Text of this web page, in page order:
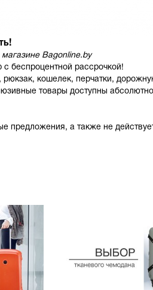
магазине Bagonline.by
беспроцентной рассрочкой!
рюкзак, кошелек, перчатки,
товары доступны
предложения, а также не